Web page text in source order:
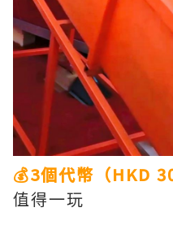
💰3個代幣（HKD
值得一玩